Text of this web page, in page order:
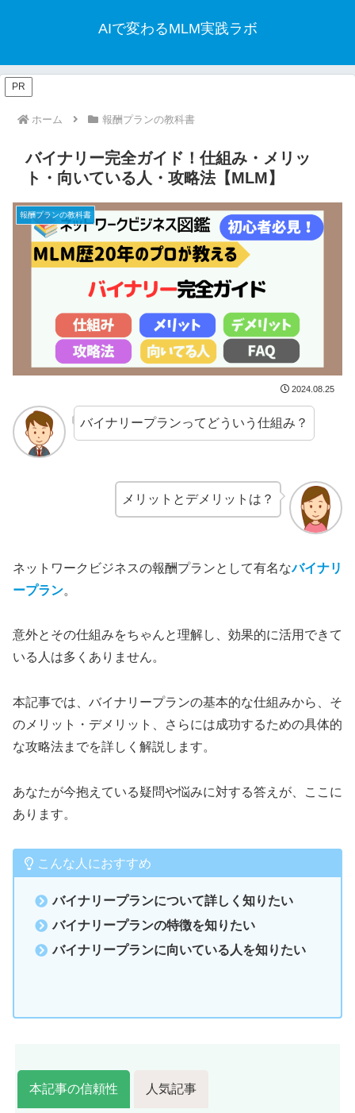
AIで変わるMLM実践ラボ
PR
ホーム 報酬プランの教科書
バイナリー完全ガイド！仕組み・メリッ
ト・向いている人・攻略法【MLM】
報酬プランの教科書
2024.08.25
バイナリープランってどういう仕組み？
メリットとデメリットは？
ネットワークビジネスの報酬プランとして有名なバイナリ
ープラン。
意外とその仕組みをちゃんと理解し、効果的に活用できて
いる人は多くありません。
本記事では、バイナリープランの基本的な仕組みから、そ
のメリット・デメリット、さらには成功するための具体的
な攻略法までを詳しく解説します。
あなたが今抱えている疑問や悩みに対する答えが、ここに
あります。
こんな人におすすめ
バイナリープランについて詳しく知りたい
バイナリープランの特徴を知りたい
バイナリープランに向いている人を知りたい
本記事の信頼性 人気記事